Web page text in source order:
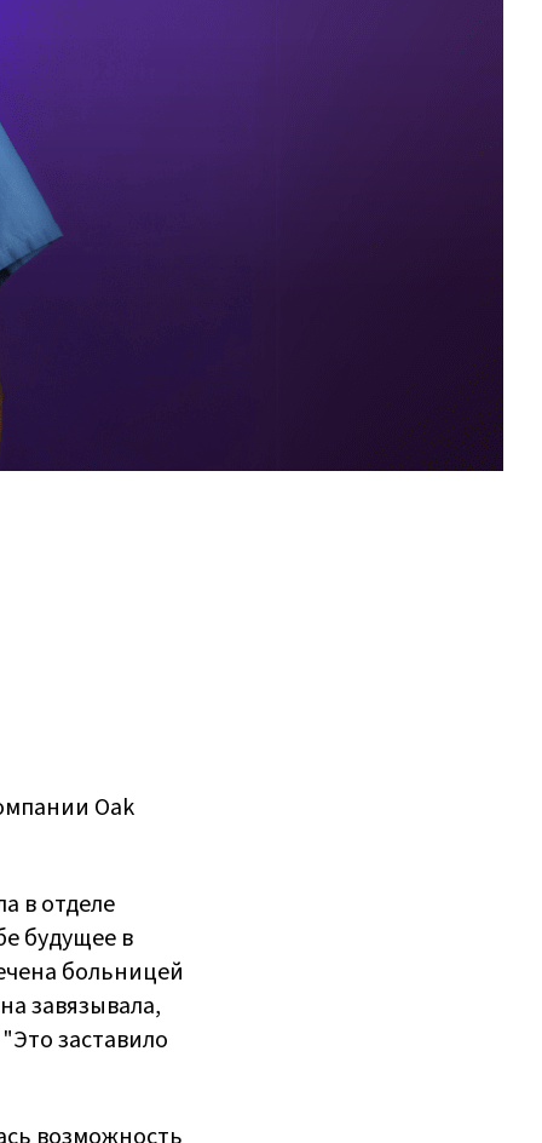
Oak
в отделе
будущее в
больницей
завязывала,
заставило